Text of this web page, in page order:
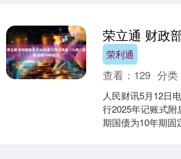
荣利通
查看： 129 分类
人民财讯5月12日
行2025年记账式
期国债为10年期固